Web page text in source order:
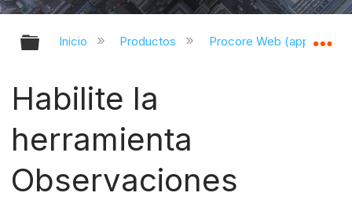
Expandir/contraer jerarquía global
Inicio Productos Procore Web
Habilite la
herramienta
Observaciones